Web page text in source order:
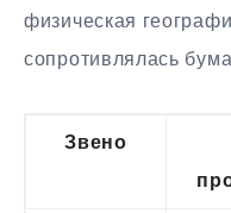
физическая
сопротивлялась
Звено